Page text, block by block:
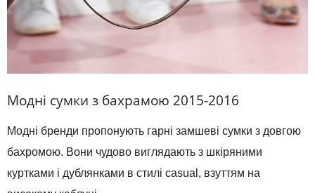
Модні сумки з бахрамою 2015-2016
Модні бренди пропонують гарні замшеві сумки з довгою
бахромою. Вони чудово виглядають з шкіряними
куртками і дублянками в стилі casual, взуттям на